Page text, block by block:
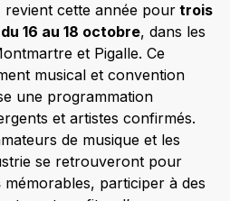
revient cette année pour trois
du 16 au 18 octobre, dans les
et Pigalle. Ce
musical et convention
une programmation
et artistes confirmés.
de musique et les
se retrouveront pour
mémorables, participer à des